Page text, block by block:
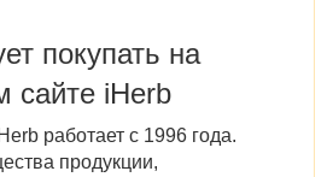
покупать на
сайте iHerb
работает с 1996 года.
продукции,